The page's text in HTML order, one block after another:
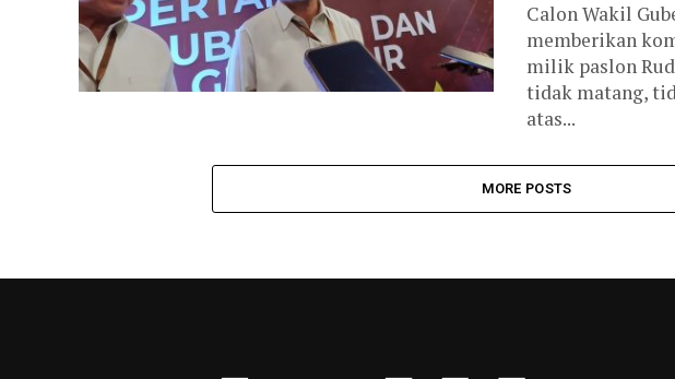
Calon Wakil
memberikan
milik paslon
tidak matang,
atas...
MORE POSTS